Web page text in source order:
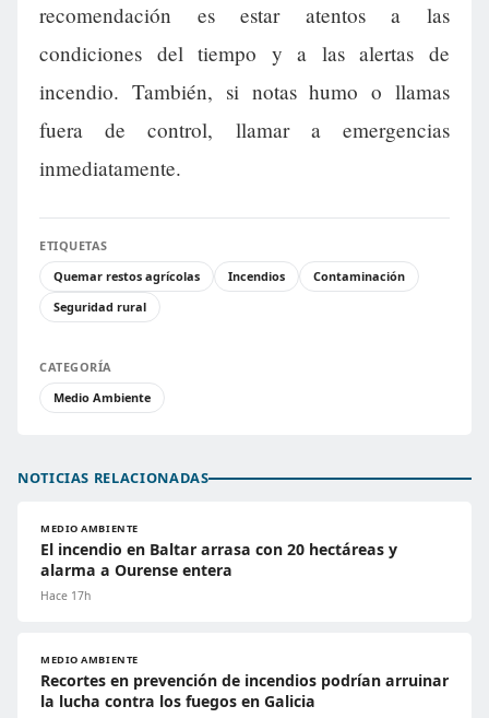
recomendación es estar atentos a las
condiciones del tiempo y a las alertas de
incendio. También, si notas humo o llamas
fuera de control, llamar a emergencias
inmediatamente.
ETIQUETAS
Quemar restos agrícolas
Incendios
Contaminación
Seguridad rural
CATEGORÍA
Medio Ambiente
NOTICIAS RELACIONADAS
MEDIO AMBIENTE
El incendio en Baltar arrasa con 20 hectáreas y
alarma a Ourense entera
Hace 17h
MEDIO AMBIENTE
Recortes en prevención de incendios podrían arruinar
la lucha contra los fuegos en Galicia